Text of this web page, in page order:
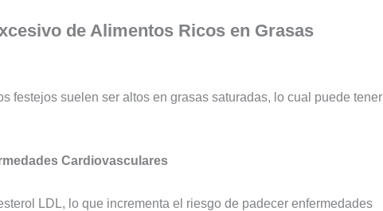
de Alimentos Ricos en Grasas
festejos suelen ser altos en grasas saturadas, lo cual puede tener
Cardiovasculares
LDL, lo que incrementa el riesgo de padecer enfermedades